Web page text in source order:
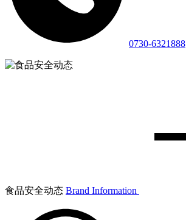
0730-6321888
食品安全动态 Brand Information